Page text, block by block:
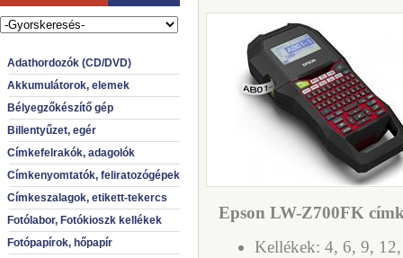
Adathordozók (CD/DVD)
Akkumulátorok, elemek
Bélyegzőkészítő gép
Billentyűzet, egér
Címkefelrakók, adagolók
Címkenyomtatók, feliratozógépek
Címkeszalagok, etikett-tekercs
Fotólabor, Fotókioszk kellékek
Fotópapírok, hőpapír
Epson LW-Z700FK
Kellékek: 4, 6, 9,